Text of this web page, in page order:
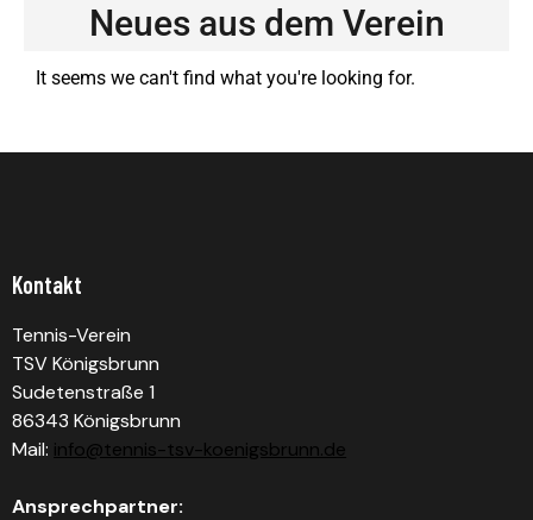
Neues aus dem Verein
It seems we can't find what you're looking for.
Kontakt
Tennis-Verein
TSV Königsbrunn
Sudetenstraße 1
86343 Königsbrunn
Mail: info@tennis-tsv-koenigsbrunn.de
Ansprechpartner: